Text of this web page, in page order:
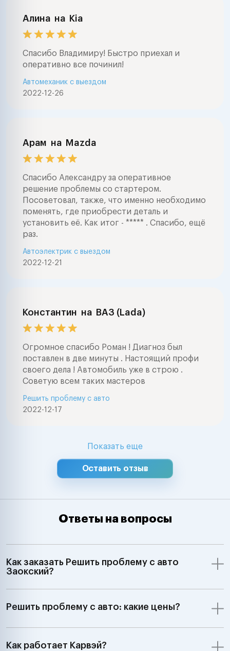
Алина на Kia
Спасибо Владимиру! Быстро приехал и
оперативно все починил!
2022-12-26
Автомеханик с выездом
Арам на Mazda
Спасибо Александру за оперативное
решение проблемы со стартером.
Посоветовал, также, что именно необходимо
поменять, где приобрести деталь и
установить её. Как итог - ***** . Спасибо, ещё
раз.
2022-12-21
Автоэлектрик с выездом
Константин на ВАЗ (Lada)
Огромное спасибо Роман ! Диагноз был
поставлен в две минуты . Настоящий профи
своего дела ! Автомобиль уже в строю .
Советую всем таких мастеров
2022-12-17
Решить проблему с авто
Показать еще
Оставить отзыв
Ответы на вопросы
Как заказать Решить проблему с авто
Заокский?
Решить проблему с авто: какие цены?
Как работает Карвэй?